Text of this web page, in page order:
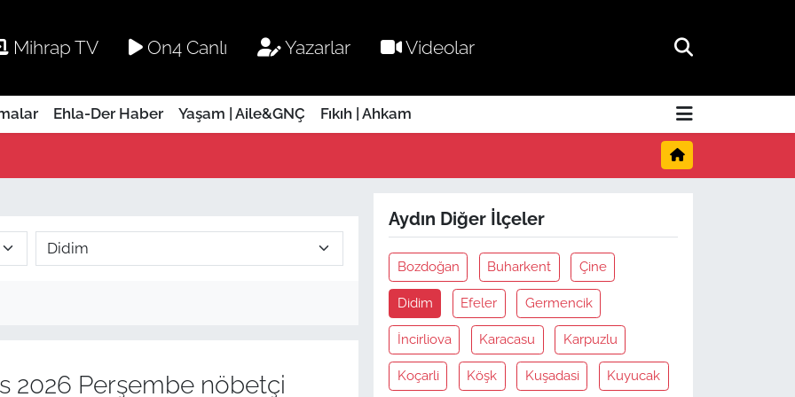
Mihrap TV On4 Canlı Yazarlar Videolar
Ehla-Der Haber Yaşam | Aile&GNÇ Fıkıh | Ahkam
2026 Perşembe nöbetçi
Aydın Diğer İlçeler
Bozdoğan Buharkent Çine
Didim Efeler Germencik
İncirliova Karacasu Karpuzlu
Koçarli Köşk Kuşadasi Kuyucak